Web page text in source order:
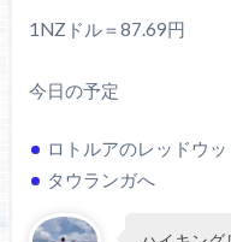
1NZドル＝87.69円
今日の予定
ロトルアのレッドウ
タウランガへ